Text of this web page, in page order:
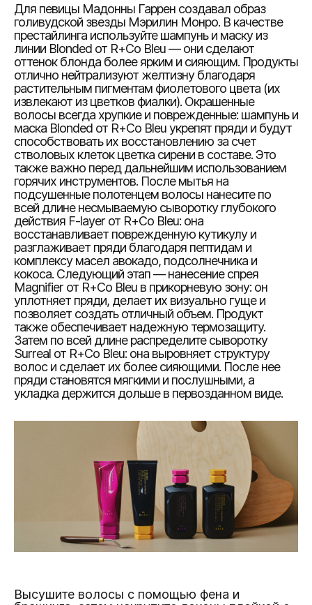
Для певицы Мадонны Гаррен создавал образ
голивудской звезды Мэрилин Монро. В качестве
престайлинга используйте шампунь и маску из
линии Blonded от R+Co Bleu — они сделают
оттенок блонда более ярким и сияющим. Продукты
отлично нейтрализуют желтизну благодаря
растительным пигментам фиолетового цвета (их
извлекают из цветков фиалки). Окрашенные
волосы всегда хрупкие и поврежденные: шампунь и
маска Blonded от R+Co Bleu укрепят пряди и будут
способствовать их восстановлению за счет
стволовых клеток цветка сирени в составе. Это
также важно перед дальнейшим использованием
горячих инструментов. После мытья на
подсушенные полотенцем волосы нанесите по
всей длине несмываемую сыворотку глубокого
действия F-layer от R+Co Bleu: она
восстанавливает поврежденную кутикулу и
разглаживает пряди благодаря пептидам и
комплексу масел авокадо, подсолнечника и
кокоса. Следующий этап — нанесение спрея
Magnifier от R+Co Bleu в прикорневую зону: он
уплотняет пряди, делает их визуально гуще и
позволяет создать отличный объем. Продукт
также обеспечивает надежную термозащиту.
Затем по всей длине распределите сыворотку
Surreal от R+Co Bleu: она выровняет структуру
волос и сделает их более сияющими. После нее
пряди становятся мягкими и послушными, а
укладка держится дольше в первозданном виде.
Высушите волосы с помощью фена и